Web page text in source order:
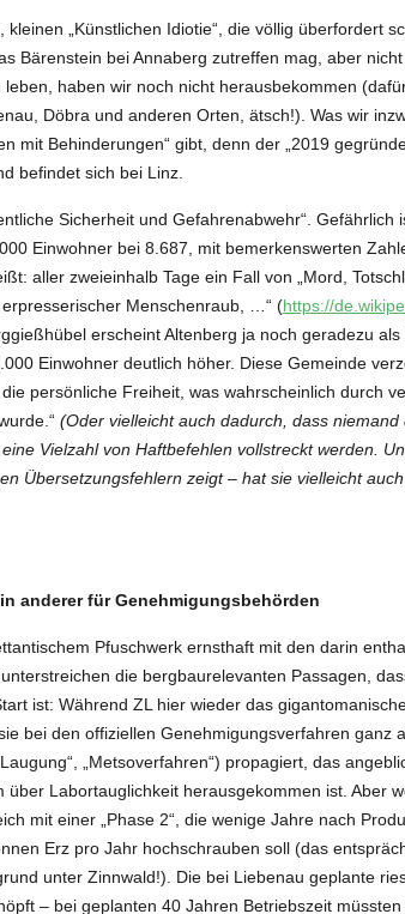
„Künstlichen Idiotie“, die völlig überfordert
Bärenstein bei Annaberg zutreffen mag, aber nicht
haben wir noch nicht herausbekommen
Döbra und anderen Orten, ätsch!). Was wir
mit Behinderungen“ gibt, denn der „2019
befindet sich bei Linz.
Sicherheit und Gefahrenabwehr“. Gefährlich
Einwohner bei 8.687, mit bemerkenswerten
aller zweieinhalb Tage ein Fall von „Mord,
Menschenraub, …“ (https://
erscheint Altenberg ja noch geradezu
Einwohner deutlich höher. Diese Gemeinde
persönliche Freiheit, was wahrscheinlich durch
(Oder vielleicht auch dadurch, dass
Vielzahl von Haftbefehlen vollstreckt werden.
Übersetzungsfehlern zeigt – hat sie vielleicht auch
anderer für Genehmigungsbehörden
Pfuschwerk ernsthaft mit den darin
die bergbaurelevanten Passagen,
ist: Während ZL hier wieder das
bei den offiziellen Genehmigungsverfahren ganz
„Metsoverfahren“) propagiert, das
Labortauglichkeit herausgekommen ist. Aber
mit einer „Phase 2“, die wenige Jahre nach
Erz pro Jahr hochschrauben soll (das
unter Zinnwald!). Die bei Liebenau geplante
– bei geplanten 40 Jahren Betriebszeit